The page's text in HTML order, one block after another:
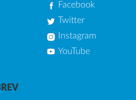
Facebook
Twitter
Instagram
YouTube